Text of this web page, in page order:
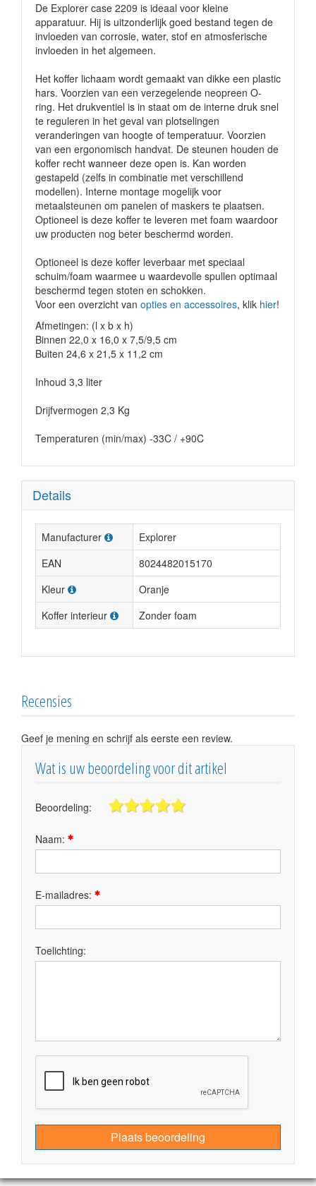
De Explorer case 2209 is ideaal voor kleine
apparatuur. Hij is uitzonderlijk goed bestand tegen de
invloeden van corrosie, water, stof en atmosferische
invloeden in het algemeen.
Het koffer lichaam wordt gemaakt van dikke een plastic
hars. Voorzien van een verzegelende neopreen O-
ring. Het drukventiel is in staat om de interne druk snel
te reguleren in het geval van plotselingen
veranderingen van hoogte of temperatuur. Voorzien
van een ergonomisch handvat. De steunen houden de
koffer recht wanneer deze open is. Kan worden
gestapeld (zelfs in combinatie met verschillend
modellen). Interne montage mogelijk voor
metaalsteunen om panelen of maskers te plaatsen.
Optioneel is deze koffer te leveren met foam waardoor
uw producten nog beter beschermd worden.
Optioneel is deze koffer leverbaar met speciaal
schuim/foam waarmee u waardevolle spullen optimaal
beschermd tegen stoten en schokken.
Voor een overzicht van opties en accessoires, klik hier!
Afmetingen: (l x b x h)
Binnen 22,0 x 16,0 x 7,5/9,5 cm
Buiten 24,6 x 21,5 x 11,2 cm
Inhoud 3,3 liter
Drijfvermogen 2,3 Kg
Temperaturen (min/max) -33C / +90C
Details
Manufacturer
Explorer
EAN
8024482015170
Kleur
Oranje
Koffer interieur
Zonder foam
Recensies
Geef je mening en schrijf als eerste een review.
Wat is uw beoordeling voor dit artikel
Beoordeling:
Naam:
E-mailadres:
Toelichting:
Plaats beoordeling